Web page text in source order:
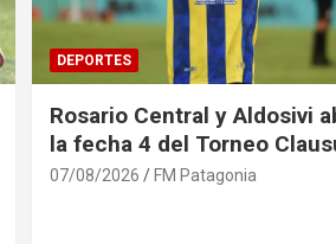
DEPORTES
Rosario Central y Aldosivi
la fecha 4 del Torneo
07/08/2026 FM Patagonia